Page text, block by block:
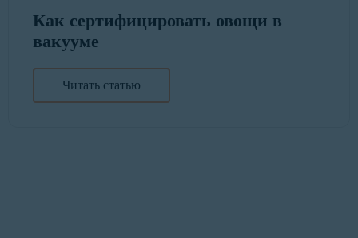
Как сертифицировать овощи в
вакууме
Читать статью